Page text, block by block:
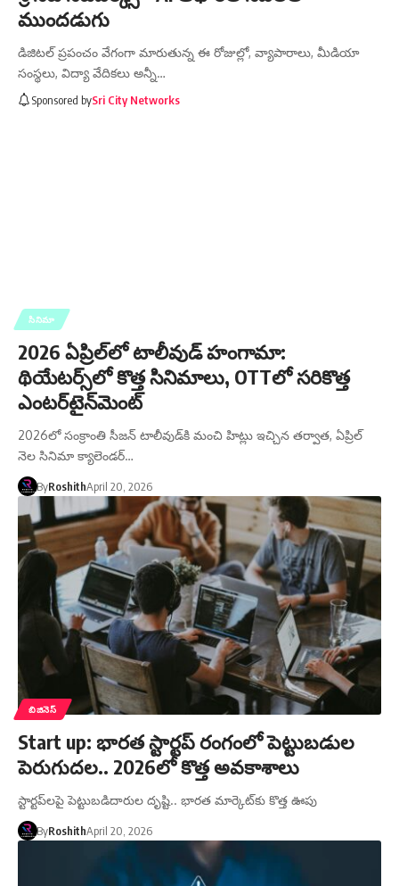
ముందడుగు
డిజిటల్ ప్రపంచం వేగంగా మారుతున్న ఈ రోజుల్లో, వ్యాపారాలు, మీడియా
సంస్థలు, విద్యా వేదికలు అన్నీ…
Sponsored bySri City Networks
సినిమా
2026 ఏప్రిల్‌లో టాలీవుడ్ హంగామా:
థియేటర్స్‌లో కొత్త సినిమాలు, OTTలో సరికొత్త
ఎంటర్‌టైన్‌మెంట్
2026లో సంక్రాంతి సీజన్ టాలీవుడ్‌కి మంచి హిట్లు ఇచ్చిన తర్వాత, ఏప్రిల్
నెల సినిమా క్యాలెండర్…
ByRoshithApril 20, 2026
బిజినెస్
Start up: భారత స్టార్టప్ రంగంలో పెట్టుబడుల
పెరుగుదల.. 2026లో కొత్త అవకాశాలు
స్టార్టప్‌లపై పెట్టుబడిదారుల దృష్టి.. భారత మార్కెట్‌కు కొత్త ఊపు
ByRoshithApril 20, 2026